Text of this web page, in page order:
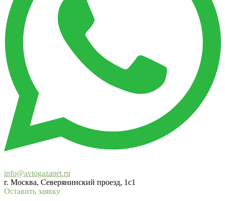
info@avtogazanet.ru
г. Москва, Северянинский проезд, 1с1
Оставить заявку